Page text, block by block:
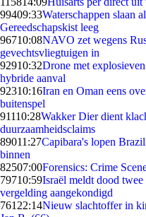
99409:33Waterschappen slaan
Gereedschapskist leeg
96710:08NAVO zet wegens
gevechtsvliegtuigen in
92910:32Drone met
hybride aanval
92310:16Iran en Oman eens
buitenspel
91110:28Wakker Dier dient
duurzaamheidsclaims
89011:27Capibara's lopen
binnen
82507:00Forensics: Crime
79710:59Israël meldt dood
vergelding aangekondigd
761 22:14Nieuw slachtoffer in